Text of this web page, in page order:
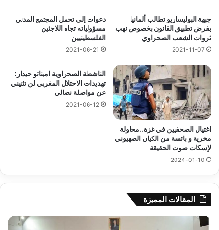
جبهة البوليساريو تطالب ألمانيا
بفرض تطبيق القانون بخصوص نهب
ثروات الشعب الصحراوي
2021-11-07
دعوات إلى تحمل المجتمع المدني
مسؤولياته تجاه اللاجئين
الفلسطينيين
2021-06-21
اغتيال الصحفيين في غزة..محاولة
مخزية و بائسة من الكيان الصهيوني
لإسكات صوت الحقيقة
2024-01-10
الناشطة الصحراوية اميناتو حيدار:
تهديدات الاحتلال المغربي لن تثنيني
عن مواصلة نضالي
2021-06-12
المقالات المميزة
جيجل: